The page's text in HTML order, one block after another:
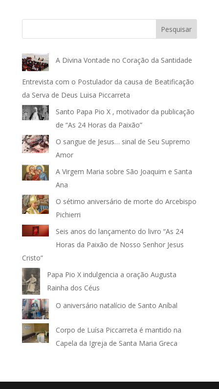
Pesquisar
A Divina Vontade no Coração da Santidade
Entrevista com o Postulador da causa de Beatificação
da Serva de Deus Luisa Piccarreta
Santo Papa Pio X , motivador da publicação
de “As 24 Horas da Paixão”
O sangue de Jesus… sinal de Seu Supremo
Amor
A Virgem Maria sobre São Joaquim e Santa
Ana
O sétimo aniversário de morte do Arcebispo
Pichierri
Seis anos do lançamento do livro “As 24
Horas da Paixão de Nosso Senhor Jesus
Cristo”
Papa Pio X indulgencia a oração Augusta
Rainha dos Céus
O aniversário natalício de Santo Aníbal
Corpo de Luísa Piccarreta é mantido na
Capela da Igreja de Santa Maria Greca